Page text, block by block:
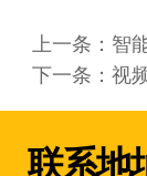
上一条： 智
下一条：视
联系地